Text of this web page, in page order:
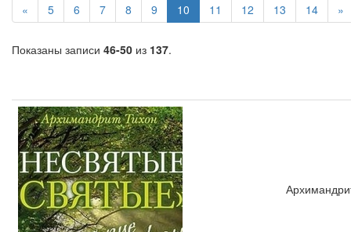
« 5 6 7 8 9 10 11 12 13 14 »
Показаны записи 46-50 из 137.